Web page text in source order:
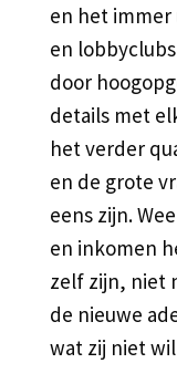
en het immer
en
door
details met
het verder
en de grote
eens zijn.
en inkomen
zelf zijn, niet
de nieuwe
wat zij niet